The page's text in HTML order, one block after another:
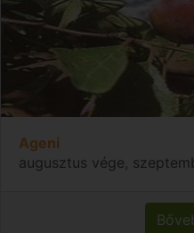
Ageni
augusztus vége,